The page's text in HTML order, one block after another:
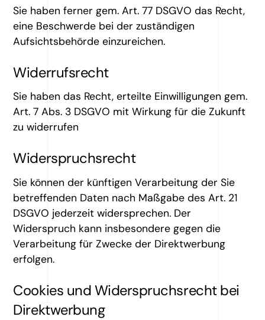
Sie haben ferner gem. Art. 77 DSGVO das Recht,
eine Beschwerde bei der zuständigen
Aufsichtsbehörde einzureichen.
Widerrufsrecht
Sie haben das Recht, erteilte Einwilligungen gem.
Art. 7 Abs. 3 DSGVO mit Wirkung für die Zukunft
zu widerrufen
Widerspruchsrecht
Sie können der künftigen Verarbeitung der Sie
betreffenden Daten nach Maßgabe des Art. 21
DSGVO jederzeit widersprechen. Der
Widerspruch kann insbesondere gegen die
Verarbeitung für Zwecke der Direktwerbung
erfolgen.
Cookies und Widerspruchsrecht bei
Direktwerbung